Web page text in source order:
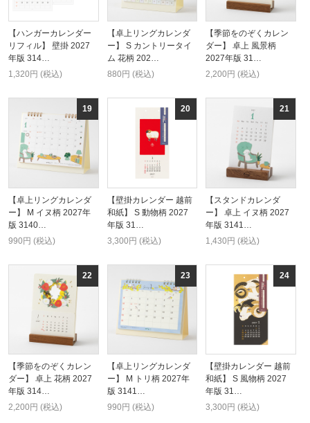
【ハンガーカレンダー
リフィル】 壁掛 2027
年版 314…
1,320円 (税込)
【卓上リングカレンダ
ー】 S カントリータイ
ム 花柄 202…
880円 (税込)
【季節をのぞくカレン
ダー】 卓上 風景柄
2027年版 31…
2,200円 (税込)
【卓上リングカレンダ
ー】 M イヌ柄 2027年
版 3140…
990円 (税込)
【壁掛カレンダー 越前
和紙】 S 動物柄 2027
年版 31…
3,300円 (税込)
【スタンドカレンダ
ー】 卓上 イヌ柄 2027
年版 3141…
1,430円 (税込)
【季節をのぞくカレン
ダー】 卓上 花柄 2027
年版 314…
2,200円 (税込)
【卓上リングカレンダ
ー】 M トリ柄 2027年
版 3141…
990円 (税込)
【壁掛カレンダー 越前
和紙】 S 風物柄 2027
年版 31…
3,300円 (税込)